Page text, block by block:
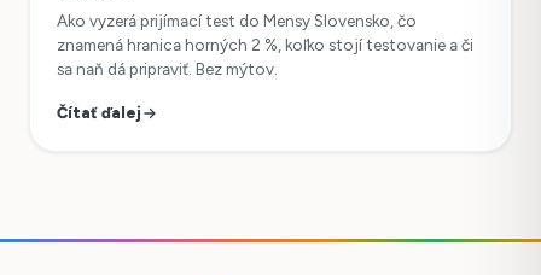
Ako vyzerá prijímací test do Mensy Slovensko, čo
znamená hranica horných 2 %, koľko stojí testovanie a či
sa naň dá pripraviť. Bez mýtov.
Čítať ďalej